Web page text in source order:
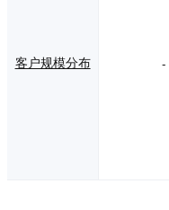
客户规模分布 -